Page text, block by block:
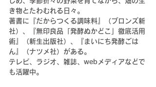
き物とたわむれる日々。
著書に『だからつくる調味料』（ブロンズ新
社）、『無印良品「発酵ぬかどこ」徹底活用
術』（新生出版社）、『まいにち発酵ごは
ん』（ナツメ社）がある。
テレビ、ラジオ、雑誌、webメディアなどで
も活躍中。